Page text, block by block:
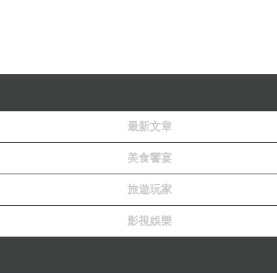
最新文章
美食饗宴
旅遊玩家
影視娛樂